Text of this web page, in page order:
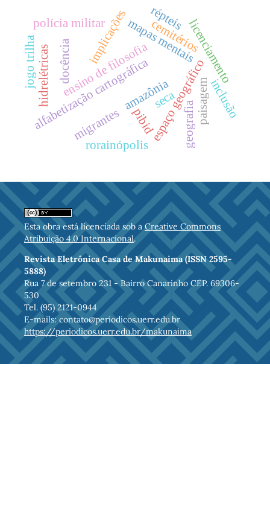
alfabetização cartográfica
mapas mentais
espaço geográfico
geografiapaisagem
amazônia
ensino de filosofia
docência
pibid
licenciamento
implicações
polícia militar
inclusão
hidrelétricas
migrantes
rorainópolis
cemitérios
jogo trilha
répteis
seca
Esta obra está licenciada sob aCreative Commons
Atribuição 4.0 Internacional.
Revista Eletrônica Casa de Makunaima (ISSN 2595-
5888)
Rua 7 de setembro 231 - Bairro Canarinho CEP. 69306-
530
Tel. (95) 2121-0944
E-mails: contato@periodicos.uerr.edu.br
https://periodicos.uerr.edu.br/makunaima